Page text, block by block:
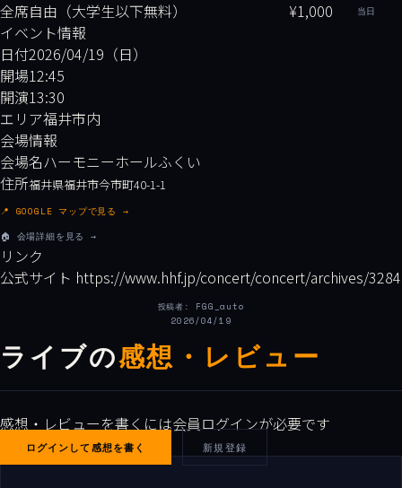
全席自由（大学生以下無料）
¥1,000 当日
イベント情報
日付2026/04/19（日）
開場12:45
開演13:30
エリア福井市内
会場情報
会場名ハーモニーホールふくい
住所福井県福井市今市町40-1-1
📍 GOOGLE マップで見る →
🏠 会場詳細を見る →
リンク
公式サイト https://www.hhf.jp/concert/concert/archives/3284
投稿者: FGG_auto
2026/04/19
ライブの感想・レビュー
感想・レビューを書くには会員ログインが必要です
ログインして感想を書く 新規登録